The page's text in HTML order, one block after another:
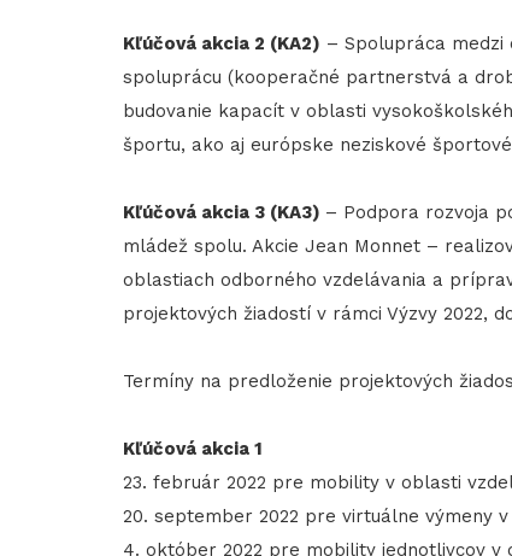
Kľúčová akcia 2 (KA2) – Spolupráca
spoluprácu (kooperačné partnerstvá a
budovanie kapacít v oblasti
športu, ako aj európske neziskové
Kľúčová akcia 3 (KA3) – Podpora rozvoja
mládež spolu. Akcie Jean Monnet –
oblastiach odborného vzdelávania a
projektových žiadostí v rámci Výzvy 2022,
Termíny na predloženie projektových
Kľúčová akcia 1
23. február 2022 pre mobility v oblasti
20. september 2022 pre virtuálne výmeny
4. október 2022 pre mobility jednotlivcov v